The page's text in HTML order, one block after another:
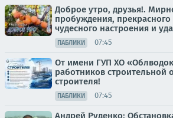
Доброе утро, друзья!.
пробуждения, прекрасного
чудесного настроения и
ПАБЛИКИ 07:45
От имени ГУП ХО
работников строительной
строителя!
ПАБЛИКИ 07:45
Андрей Руденко: